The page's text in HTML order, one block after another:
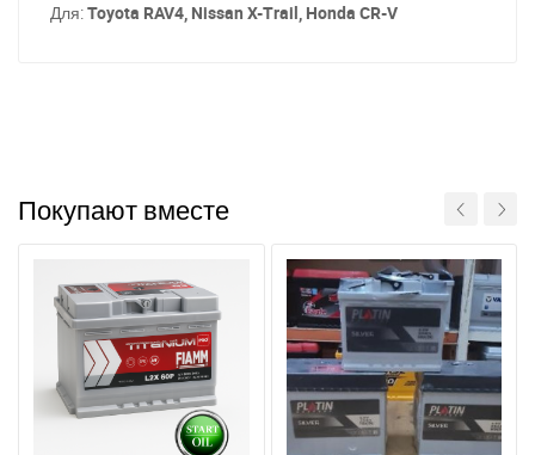
Для:Toyota RAV4, Nissan X-Trail, Honda CR-V
Покупают вместе
При отсутствии связи - пишите, звоните в Viber /
Telegram (093) 600-51-11
Написать в Viber Написать в Telegram